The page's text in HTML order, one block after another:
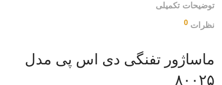
توضیحات تکمیلی
نظرات 0
ماساژور تفنگی دی اس پی مدل
۸۰۰۲۵